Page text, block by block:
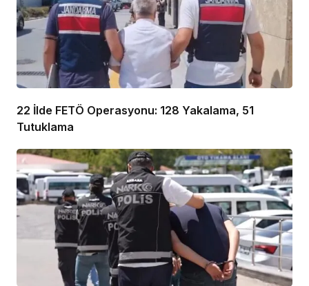
22 İlde FETÖ Operasyonu: 128 Yakalama, 51
Tutuklama